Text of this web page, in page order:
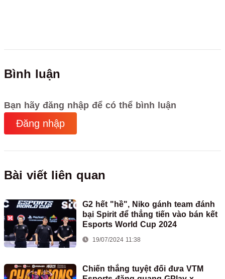
Bình luận
Bạn hãy đăng nhập để có thể bình luận
Đăng nhập
Bài viết liên quan
G2 hết "hề", Niko gánh team đánh
bại Spirit để thẳng tiến vào bán kết
Esports World Cup 2024
19/07/2024 11:38
Chiến thắng tuyệt đối đưa VTM